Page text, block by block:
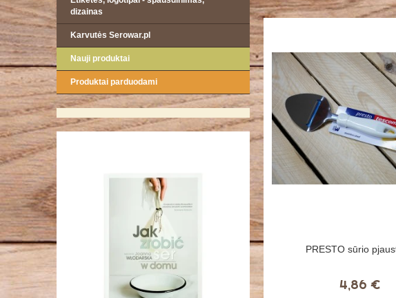
dizainas
Karvutės Serowar.pl
Nauji produktai
Produktai parduodami
PRESTO sūrio
4,86 €